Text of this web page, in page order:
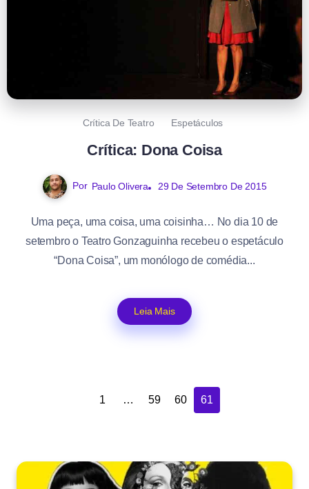
Crítica De Teatro Espetáculos
Crítica: Dona Coisa
Por Paulo Olivera 29 De Setembro De 2015
Uma peça, uma coisa, uma coisinha… No dia 10 de
setembro o Teatro Gonzaguinha recebeu o espetáculo
“Dona Coisa”, um monólogo de comédia...
Leia Mais
1 … 59 60 61